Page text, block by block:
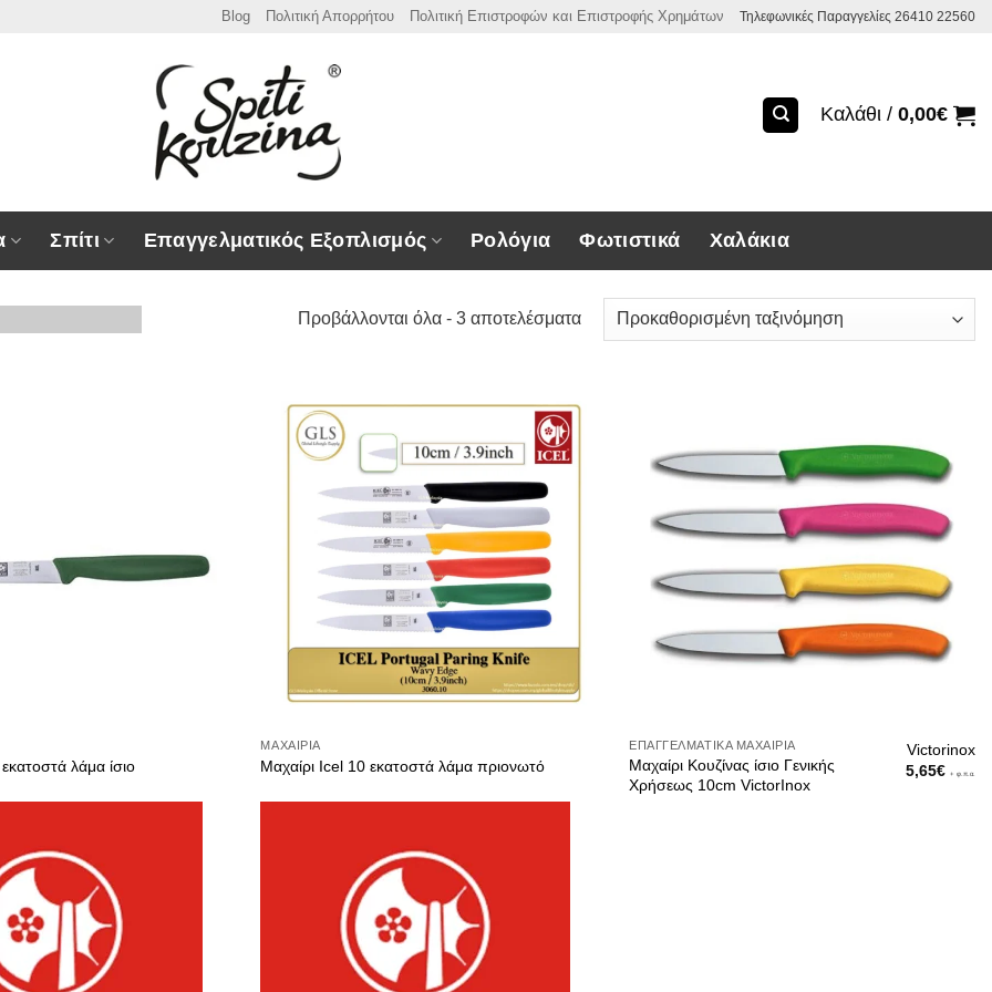
Blog Πολιτική Απορρήτου Πολιτική Επιστροφών και Επιστροφής Χρημάτων Τηλεφωνικές Παραγγελίες 26410 22560
Καλάθι / 0,00€
Σπίτι Επαγγελματικός Εξοπλισμός Ρολόγια Φωτιστικά Χαλάκια
Προβάλλονται όλα - 3 αποτελέσματα
λάμα ίσιο
ΜΑΧΑΊΡΙΑ
Μαχαίρι Icel 10 εκατοστά λάμα πριονωτό
ΕΠΑΓΓΕΛΜΑΤΙΚΆ ΜΑΧΑΊΡΙΑ
Μαχαίρι Κουζίνας ίσιο Γενικής
Χρήσεως 10cm VictorInox
Victorinox
5,65€ + φ.π.α.